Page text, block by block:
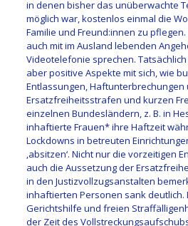
in denen bisher das unüberwachte
möglich war, kostenlos einmal die
Familie und Freund:innen zu
auch mit im Ausland lebenden
Videotelefonie sprechen.
aber positive Aspekte mit sich, wie
Entlassungen, Haftunterbrechungen
Ersatzfreiheitsstrafen und kurzen
einzelnen Bundesländern, z. B. in
inhaftierte Frauen* ihre Haftzeit
Lockdowns in betreuten
‚absitzen‘. Nicht nur die vorzeitigen
auch die Aussetzung der
in den Justizvollzugsanstalten
inhaftierten Personen sank deutlich.
Gerichtshilfe und freien
der Zeit des